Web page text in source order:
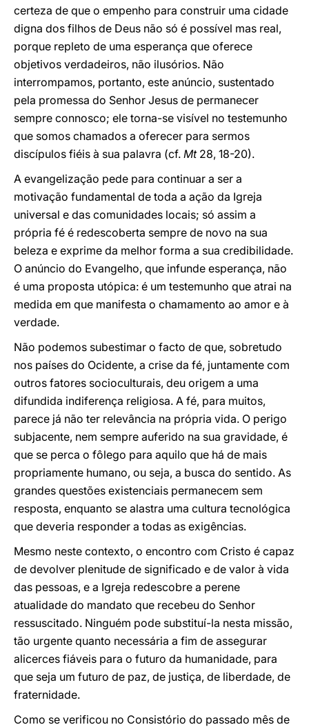
certeza de que o empenho para construir uma cidade
digna dos filhos de Deus não só é possível mas real,
porque repleto de uma esperança que oferece
objetivos verdadeiros, não ilusórios. Não
interrompamos, portanto, este anúncio, sustentado
pela promessa do Senhor Jesus de permanecer
sempre connosco; ele torna-se visível no testemunho
que somos chamados a oferecer para sermos
discípulos fiéis à sua palavra (cf. Mt28, 18-20).
A evangelização pede para continuar a ser a
motivação fundamental de toda a ação da Igreja
universal e das comunidades locais; só assim a
própria fé é redescoberta sempre de novo na sua
beleza e exprime da melhor forma a sua credibilidade.
O anúncio do Evangelho, que infunde esperança, não
é uma proposta utópica: é um testemunho que atrai na
medida em que manifesta o chamamento ao amor e à
verdade.
Não podemos subestimar o facto de que, sobretudo
nos países do Ocidente, a crise da fé, juntamente com
outros fatores socioculturais, deu origem a uma
difundida indiferença religiosa. A fé, para muitos,
parece já não ter relevância na própria vida. O perigo
subjacente, nem sempre auferido na sua gravidade, é
que se perca o fôlego para aquilo que há de mais
propriamente humano, ou seja, a busca do sentido. As
grandes questões existenciais permanecem sem
resposta, enquanto se alastra uma cultura tecnológica
que deveria responder a todas as exigências.
Mesmo neste contexto, o encontro com Cristo é capaz
de devolver plenitude de significado e de valor à vida
das pessoas, e a Igreja redescobre a perene
atualidade do mandato que recebeu do Senhor
ressuscitado. Ninguém pode substituí-la nesta missão,
tão urgente quanto necessária a fim de assegurar
alicerces fiáveis para o futuro da humanidade, para
que seja um futuro de paz, de justiça, de liberdade, de
fraternidade.
Como se verificou no Consistório do passado mês de